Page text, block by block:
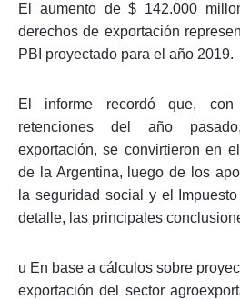
El aumento de $ 142.000
derechos de exportación
PBI proyectado para el año 2019.
El informe recordó que,
retenciones del año
exportación, se convirtieron en
de la Argentina, luego de los
la seguridad social y el
detalle, las principales
u En base a cálculos sobre
exportación del sector